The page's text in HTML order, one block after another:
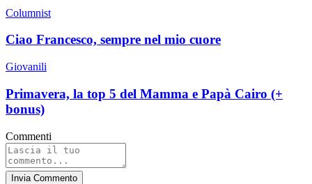
Columnist
Ciao Francesco, sempre nel mio cuore
Giovanili
Primavera, la top 5 del Mamma e Papà Cairo (+
bonus)
Commenti
Invia Commento